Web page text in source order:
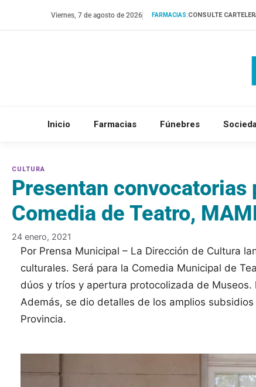
Viernes, 7 de agosto de 2026 FARMACIAS:CONSULTE
Inicio Farmacias Fúnebres
Presentan convocatorias
Comedia de Teatro,
24 enero, 2021
Por Prensa Municipal – La Dirección de Cultura
culturales. Será para la Comedia Municipal de
dúos y tríos y apertura protocolizada de
Además, se dio detalles de los amplios
Provincia.